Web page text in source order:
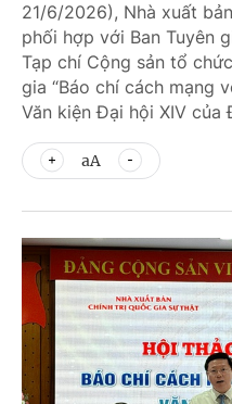
21/6/2026), Nhà xuất
phối hợp với Ban Tuyên
Tạp chí Cộng sản tổ
gia “Báo chí cách mạng
Văn kiện Đại hội XIV của
aA